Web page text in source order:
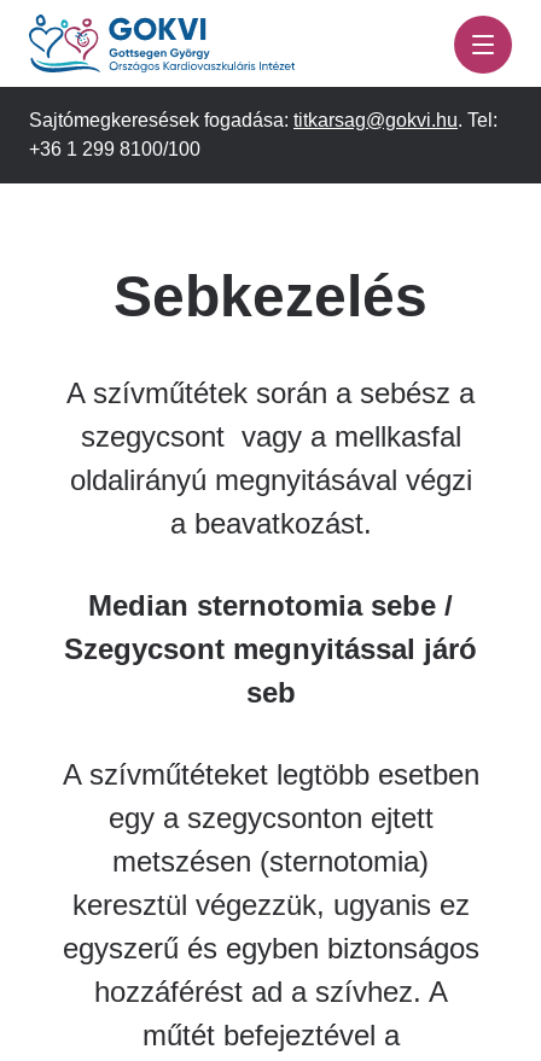
Ugrás
tartalomra
Sajtómegkeresések fogadása: titkarsag@gokvi.hu. Tel:
+36 1 299 8100/100
Sebkezelés
A szívműtétek során a sebész a
szegycsont vagy a mellkasfal
oldalirányú megnyitásával végzi
a beavatkozást.
Median sternotomia sebe /
Szegycsont megnyitással járó
seb
A szívműtéteket legtöbb esetben
egy a szegycsonton ejtett
metszésen (sternotomia)
keresztül végezzük, ugyanis ez
egyszerű és egyben biztonságos
hozzáférést ad a szívhez. A
műtét befejeztével a